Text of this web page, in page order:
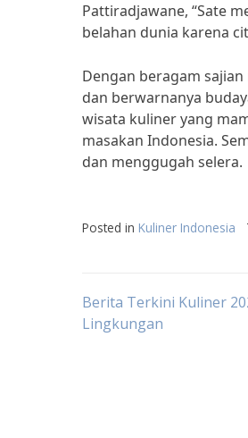
Pattiradjawane, “Sate
belahan dunia karena
Dengan beragam
dan berwarnanya
wisata kuliner yang
masakan Indonesia.
dan menggugah selera.
Posted in Kuliner Indonesia
Post
Berita Terkini Kuliner
Lingkungan